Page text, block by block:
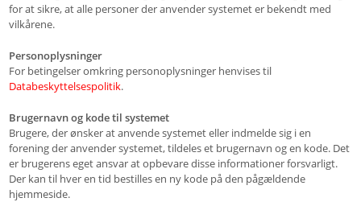
for at sikre, at alle personer der anvender systemet er bekendt med
vilkårene.
Personoplysninger
For betingelser omkring personoplysninger henvises til
Databeskyttelsespolitik.
Brugernavn og kode til systemet
Brugere, der ønsker at anvende systemet eller indmelde sig i en
forening der anvender systemet, tildeles et brugernavn og en kode. Det
er brugerens eget ansvar at opbevare disse informationer forsvarligt.
Der kan til hver en tid bestilles en ny kode på den pågældende
hjemmeside.